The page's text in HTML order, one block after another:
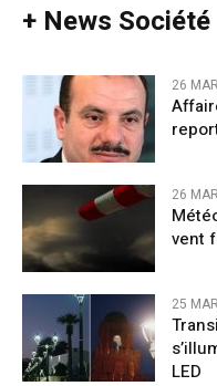
+ News Société
26
26
vent
25
LED